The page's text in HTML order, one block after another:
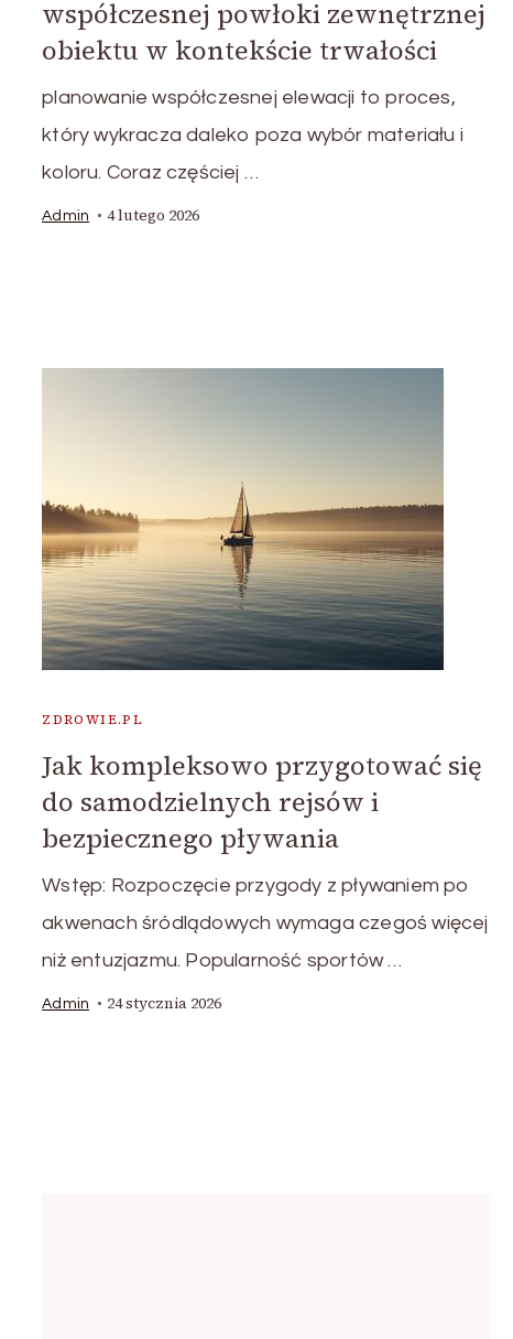
współczesnej powłoki zewnętrznej
obiektu w kontekście trwałości
planowanie współczesnej elewacji to proces,
który wykracza daleko poza wybór materiału i
koloru. Coraz częściej …
Admin 4 lutego 2026
ZDROWIE.PL
Jak kompleksowo przygotować się
do samodzielnych rejsów i
bezpiecznego pływania
Wstęp: Rozpoczęcie przygody z pływaniem po
akwenach śródlądowych wymaga czegoś więcej
niż entuzjazmu. Popularność sportów …
Admin 24 stycznia 2026